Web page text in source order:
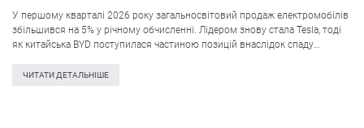
У першому кварталі 2026 року загальносвітовий продаж електромобілів
збільшився на 5% у річному обчисленні. Лідером знову стала Tesla, тоді
як китайська BYD поступилася частиною позицій внаслідок спаду
Research. Загалом електромобілі зберегли…
ЧИТАТИ ДЕТАЛЬНІШЕ